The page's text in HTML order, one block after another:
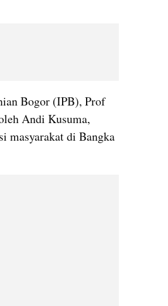
Bogor (IPB), Prof
Andi Kusuma,
masyarakat di Bangka